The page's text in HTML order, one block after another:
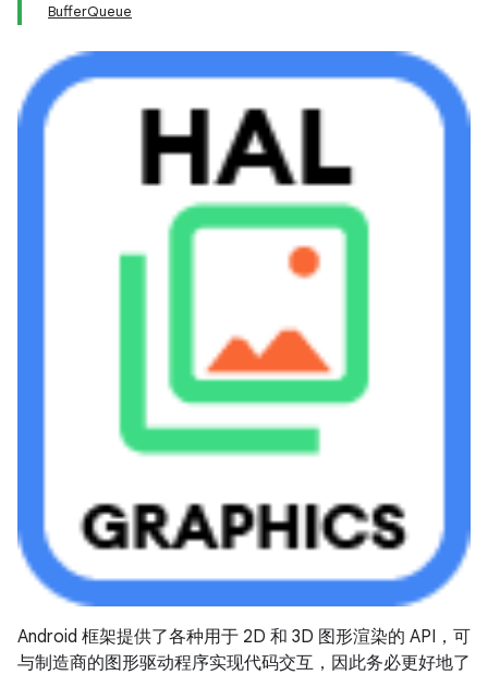
BufferQueue
Android 框架提供了各种用于 2D 和 3D 图形渲染的 API，可
与制造商的图形驱动程序实现代码交互，因此务必更好地了